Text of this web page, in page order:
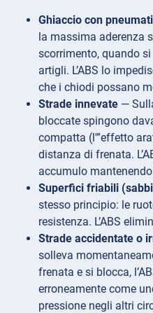
Ghiaccio con
la massima aderenza
scorrimento, quando
artigli. L’ABS lo
che i chiodi possano
Strade innevate —
bloccate spingono
compatta (l'”effetto
distanza di frenata.
accumulo
Superfici friabili
stesso principio: le
resistenza. L’ABS
Strade accidentate o
solleva
frenata e si blocca,
erroneamente come
pressione negli altri